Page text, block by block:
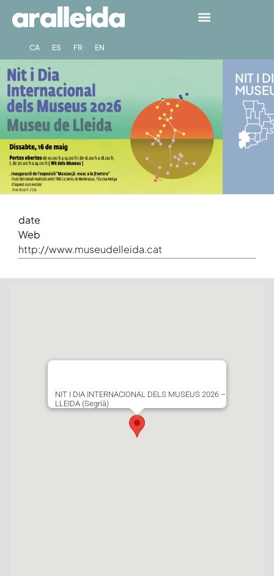
CA ES FR EN
NIT I
date
Web
http://www.museudelleida.cat
NIT I DIA INTERNACIONAL DELS MUSEUS 2026 –
LLEIDA (Segrià)